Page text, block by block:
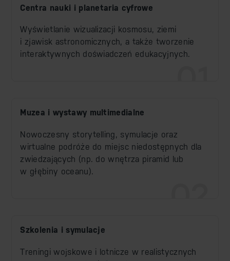
Centra nauki i planetaria cyfrowe
Wyświetlanie wizualizacji kosmosu, ziemi
i zjawisk astronomicznych, a także tworzenie
interaktywnych doświadczeń edukacyjnych.
Muzea i wystawy multimedialne
Nowoczesny storytelling, symulacje oraz
wirtualne podróże do miejsc niedostępnych dla
zwiedzających (np. do wnętrza piramid lub
w głębiny oceanu).
Szkolenia i symulacje
Treningi wojskowe i lotnicze w realistycznych